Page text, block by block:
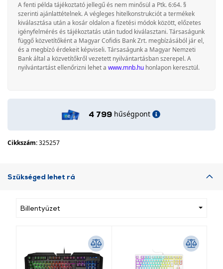
A fenti példa tájékoztató jellegű és nem minősül a Ptk. 6:64. §
szerinti ajánlattételnek. A végleges hitelkonstrukciót a termékek
kiválasztása után a kosár oldalon a fizetési módok között, előzetes
igényfelmérés és tájékoztatás után tudod kiválasztani. Társaságunk
függő közvetítőként a Magyar Cofidis Bank Zrt. megbízásából jár el,
és a megbízó érdekeit képviseli. Társaságunk a Magyar Nemzeti
Bank által a közvetítőkről vezetett nyilvántartásban szerepel. A
nyilvántartást ellenőrizni lehet a www.mnb.hu honlapon keresztül.
4 799 hűségpont
Cikkszám:325257
Szükséged lehet rá
Billentyűzet